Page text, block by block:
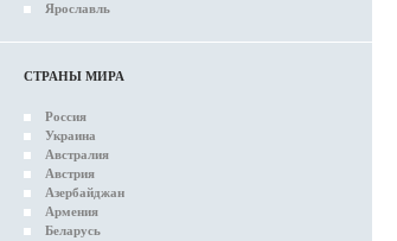
Ярославль
СТРАНЫ МИРА
Россия
Украина
Австралия
Австрия
Азербайджан
Армения
Беларусь